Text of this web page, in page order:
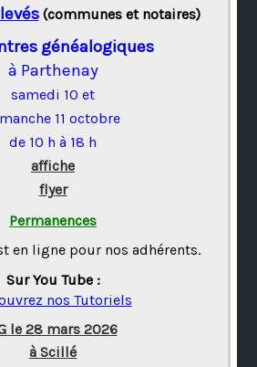
(communes et notaires)
généalogiques
à Parthenay
samedi 10 et
11 octobre
de 10 h à 18 h
affiche
flyer
Permanences
en ligne pour nos adhérents.
Sur You Tube :
nos Tutoriels
le 28 mars 2026
à Scillé